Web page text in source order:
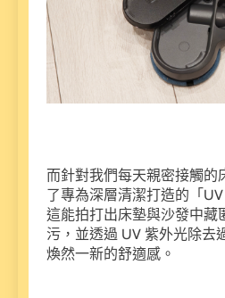
而針對我們每天親密接觸的
了專為深層清潔打造的「
這能拍打出床墊與沙發中藏
污，並透過 UV 紫外光除去
煥然一新的舒適感。